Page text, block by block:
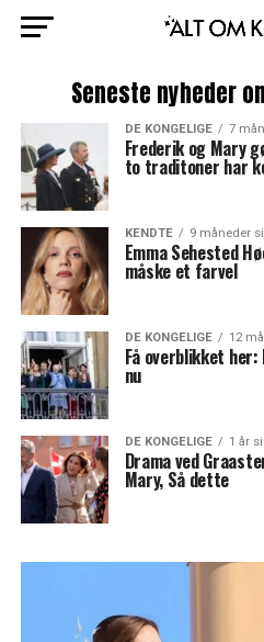
Seneste nyheder
DE KONGELIGE 7
Frederik og Mary
to traditoner har
KENDTE 9 måneder
Emma Sehested
måske et farvel
DE KONGELIGE 12
Få overblikket
nu
DE KONGELIGE 1 år
Drama ved
Mary, Så dette